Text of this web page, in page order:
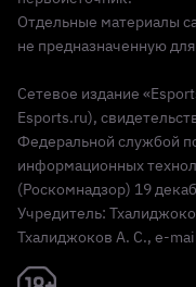
Отдельные материалы
не предназначенную
Сетевое издание
Esports.ru),
Федеральной службой
информационных
(Роскомнадзор) 19
Учредитель:
Тхалиджоков А. С., e-